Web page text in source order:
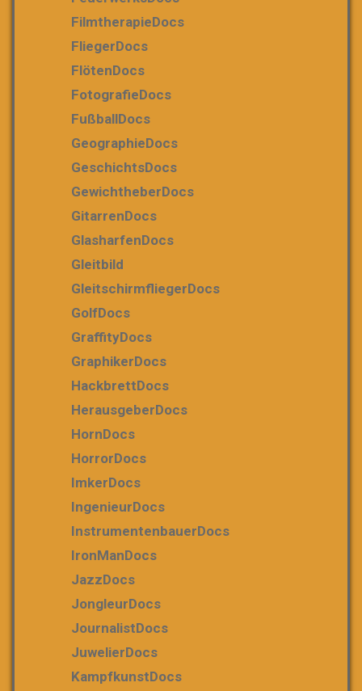
FilmtherapieDocs
FliegerDocs
FlötenDocs
FotografieDocs
FußballDocs
GeographieDocs
GeschichtsDocs
GewichtheberDocs
GitarrenDocs
GlasharfenDocs
Gleitbild
GleitschirmfliegerDocs
GolfDocs
GraffityDocs
GraphikerDocs
HackbrettDocs
HerausgeberDocs
HornDocs
HorrorDocs
ImkerDocs
IngenieurDocs
InstrumentenbauerDocs
IronManDocs
JazzDocs
JongleurDocs
JournalistDocs
JuwelierDocs
KampfkunstDocs